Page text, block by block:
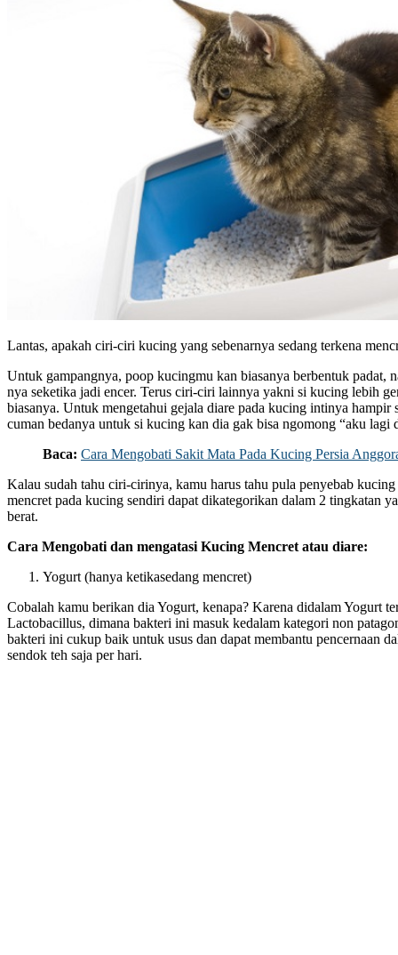
Lantas, apakah ciri-ciri kucing yang sebenarnya sedang terkena
Untuk gampangnya, poop kucingmu kan biasanya berbentuk padat,
nya seketika jadi encer. Terus ciri-ciri lainnya yakni si kucing lebih
biasanya. Untuk mengetahui gejala diare pada kucing intinya hampir
cuman bedanya untuk si kucing kan dia gak bisa ngomong “aku lagi
Baca: Cara Mengobati Sakit Mata Pada Kucing Persia
Kalau sudah tahu ciri-cirinya, kamu harus tahu pula penyebab
mencret pada kucing sendiri dapat dikategorikan dalam 2 tingkatan
berat.
Cara Mengobati dan mengatasi Kucing Mencret atau diare:
Yogurt (hanya ketikasedang mencret)
Cobalah kamu berikan dia Yogurt, kenapa? Karena didalam Yogurt
Lactobacillus, dimana bakteri ini masuk kedalam kategori non
bakteri ini cukup baik untuk usus dan dapat membantu pencernaan
sendok teh saja per hari.